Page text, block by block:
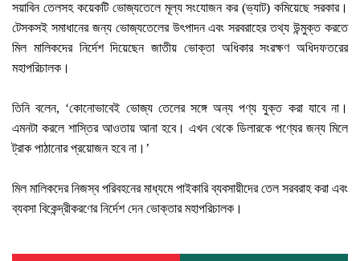
সয়াবিন তেলসহ কয়েকটি ভোজ্যতেলে মূল্য সংযোজন কর (ভ্যাট) কমিয়েছে সরকার।
টেসকসই সমাধানের জন্য ভোজ্যতেলের উৎপাদন এবং সরবরাহের তথ্য উন্মুক্ত করতে
মিল মালিকদের নির্দেশ দিয়েছেন জাতীয় ভোক্তা অধিকার সংরক্ষণ অধিদফতরের
মহাপরিচালক।
তিনি বলেন, ‘কোনোভাবেই ভোজ্য তেলের সঙ্গে অন্য পণ্য যুক্ত করা যাবে না।
এমনটা করলে শাস্তির আওতায় আনা হবে। এখন থেকে ডিলারকে পণ্যের জন্য মিলে
ট্রাক পাঠানোর প্রয়োজন হবে না।’
মিল মালিকদের নিজস্ব পরিবহনের মাধ্যমে পাইকারি ব্যবসায়ীদের তেল সরবরাহ করা এবং
ব্যবসা বিকেন্দ্রীকরণের নির্দেশ দেন ভোক্তার মহাপরিচালক।